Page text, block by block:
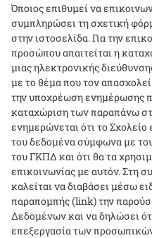
Όποιος επιθυμεί να
συμπληρώσει τη σχετική
στην ιστοσελίδα. Για την
προσώπου απαιτείται η
μιας ηλεκτρονικής
με το θέμα που τον
την υποχρέωση ενημέρωσης
καταχώριση των παραπάνω
ενημερώνεται ότι το
του δεδομένα σύμφωνα με
του ΓΚΠΔ και ότι θα τα
επικοινωνίας με αυτόν. Στη
καλείται να διαβάσει μέσω
παραπομπής (link) την
Δεδομένων και να δηλώσει
επεξεργασία των